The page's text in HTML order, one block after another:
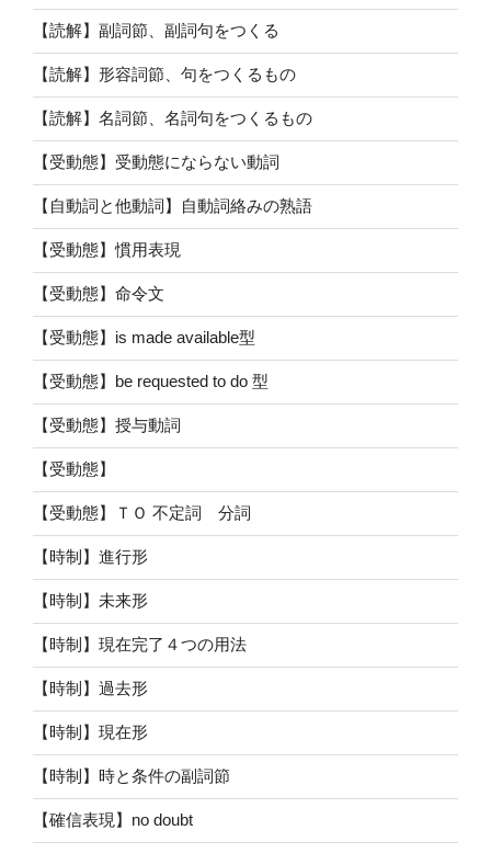
【読解】副詞節、副詞句をつくる
【読解】形容詞節、句をつくるもの
【読解】名詞節、名詞句をつくるもの
【受動態】受動態にならない動詞
【自動詞と他動詞】自動詞絡みの熟語
【受動態】慣用表現
【受動態】命令文
【受動態】is made available型
【受動態】be requested to do 型
【受動態】授与動詞
【受動態】
【受動態】ＴＯ 不定詞 分詞
【時制】進行形
【時制】未来形
【時制】現在完了４つの用法
【時制】過去形
【時制】現在形
【時制】時と条件の副詞節
【確信表現】no doubt